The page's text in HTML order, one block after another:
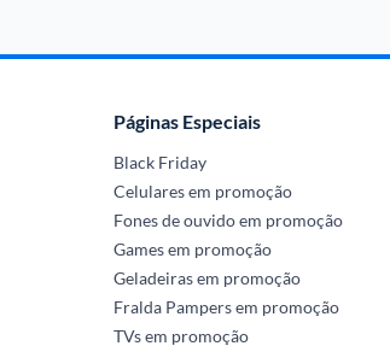
Páginas Especiais
Black Friday
Celulares em promoção
Fones de ouvido em promoção
Games em promoção
Geladeiras em promoção
Fralda Pampers em promoção
TVs em promoção